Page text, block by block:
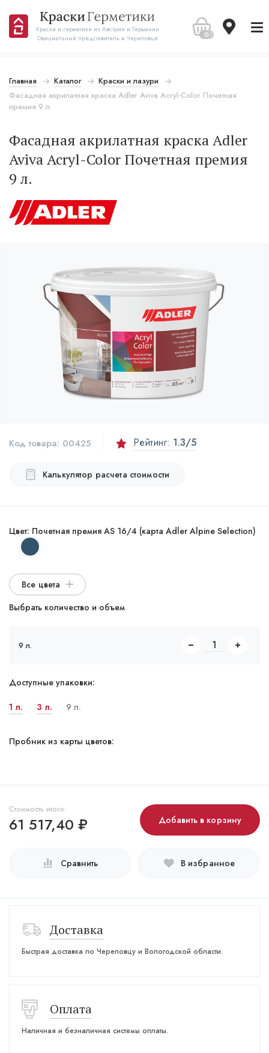
Краски и герметики из Австрии и Германии
Официальный представитель в Череповце
0
Главная Каталог
Краски и лазури
Фасадная акрилатная краска Adler Aviva Acryl-Color Почетная
премия 9 л.
Фасадная акрилатная краска Adler
Aviva Acryl-Color Почетная премия
9 л.
Код товара: 00425 Рейтинг: 1.3/5
Калькулятор расчета стоимости
Цвет: Почетная премия AS 16/4 (карта Adler Alpine Selection)
Все цвета
Выбрать количество и объем
9 л.
Доступные упаковки:
1 л. 3 л. 9 л.
Пробник из карты цветов:
Стоимость итого:
61 517,40 ₽ Добавить в корзину
Сравнить В избранное
Доставка
Быстрая доставка по Череповцу и Вологодской области.
Оплата
Наличная и безналичная системы оплаты.